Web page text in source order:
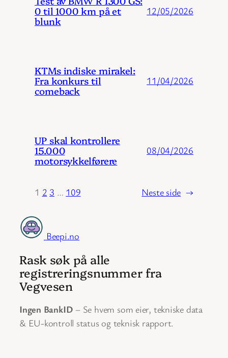
0 til 1000 km på et
blunk
12/05/2026
KTMs indiske mirakel:
Fra konkurs til
comeback
11/04/2026
UP skal kontrollere
15.000
motorsykkelførere
08/04/2026
1 2 3 … 109 Neste side →
Beepi.no
Rask søk på alle
registreringsnummer fra
Vegvesen
Ingen BankID – Se hvem som eier, tekniske data
& EU-kontroll status og teknisk rapport.